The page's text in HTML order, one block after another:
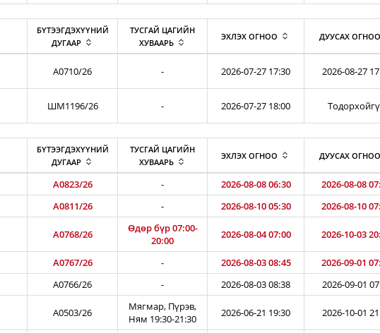
БҮТЭЭГДЭХҮҮНИЙ
ДУГААР
ТУСГАЙ ЦАГИЙН
ХУВААРЬ
ЭХЛЭХ ОГНОО ДУУСАХ ОГНОО
A0710/26 - 2026-07-27 17:30 2026-08-27
ШМ1196/26 - 2026-07-27 18:00
БҮТЭЭГДЭХҮҮНИЙ
ДУГААР
ТУСГАЙ ЦАГИЙН
ХУВААРЬ
ЭХЛЭХ ОГНОО ДУУСАХ ОГНОО
A0823/26 - 2026-08-08 06:30
2026-08-08
A0811/26 - 2026-08-10 05:30 2026-08-10
A0768/26
Өдөр бүр 07:00-
20:00
2026-08-04 07:00 2026-10-03
A0767/26 - 2026-08-03 08:45
2026-09-01
A0766/26 - 2026-08-03 08:38 2026-09-01
A0503/26
Мягмар, Пүрэв,
Ням 19:30-21:30
2026-06-21 19:30 2026-10-01